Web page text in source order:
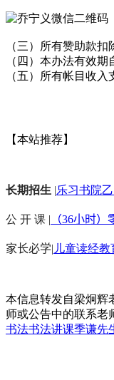
（三）所有赞助款
（四）本办法有效期
（五）所有帐目收入
【本站推荐】
长期招生 |乐习书院
公 开 课 | （36小时
家长必学| 儿童读经
本信息转发自梁炯辉
师或公告中的联系老
书法书法讲课季谦先